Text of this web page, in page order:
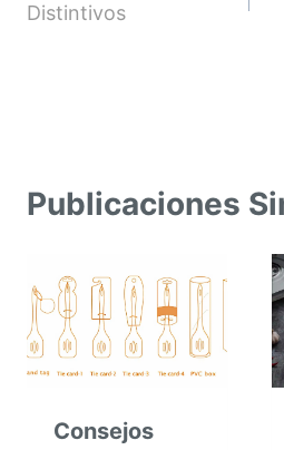
Distintivos
Publicaciones
Consejos